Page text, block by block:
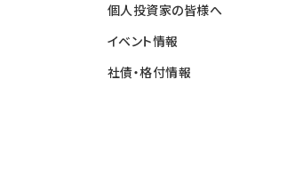
個人投資家の皆様へ
イベント情報
社債・格付情報